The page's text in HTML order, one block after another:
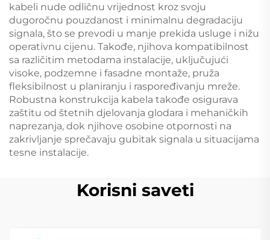
kabeli nude odličnu vrijednost kroz svoju
dugoročnu pouzdanost i minimalnu degradaciju
signala, što se prevodi u manje prekida usluge i nižu
operativnu cijenu. Takođe, njihova kompatibilnost
sa različitim metodama instalacije, uključujući
visoke, podzemne i fasadne montaže, pruža
fleksibilnost u planiranju i raspoređivanju mreže.
Robustna konstrukcija kabela takođe osigurava
zaštitu od štetnih djelovanja glodara i mehaničkih
naprezanja, dok njihove osobine otpornosti na
zakrivljanje sprečavaju gubitak signala u situacijama
tesne instalacije.
Korisni saveti